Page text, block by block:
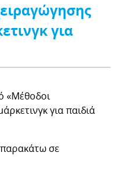
για
«Μέθοδοι
για παιδιά
παρακάτω σε